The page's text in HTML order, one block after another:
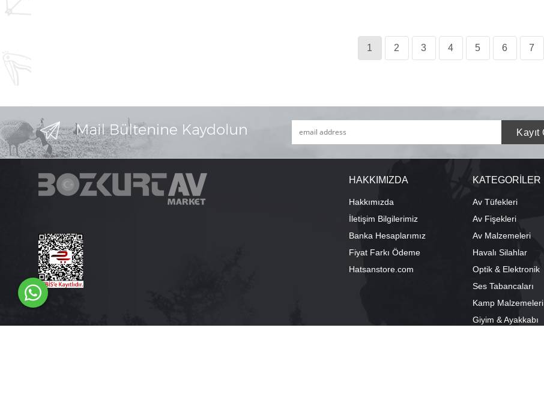
1 2 3 4 5 6 7
HAKKIMIZDA
Hakkımızda
İletişim Bilgilerimiz
Banka Hesaplarımız
Fiyat Farkı Ödeme
Hatsanstore.com
KATEGORİLER
Av Tüfekleri
Av Fişekleri
Av Malzemeleri
Havalı Silahlar
Optik & Elektronik
Ses Tabancaları
Kamp Malzemeleri
Giyim & Ayakkabı